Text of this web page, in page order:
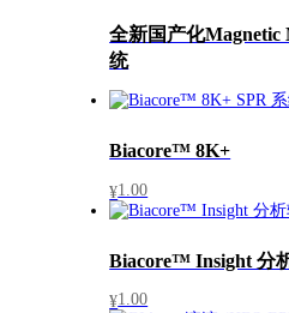
全新国产化
统
Biacore™ 8K+
¥1.00
Biacore™ Insight 分
¥1.00